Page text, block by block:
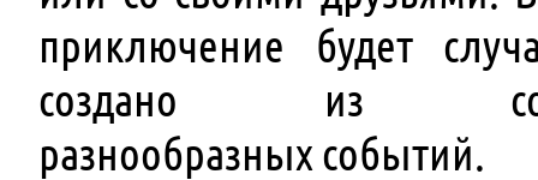
приключение будет
создано из
разнообразных событий.